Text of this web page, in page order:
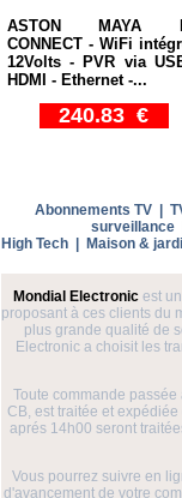
ASTON MAYA
CONNECT - WiFi
12Volts - PVR via
HDMI - Ethernet -...
240.83 €
Abonnements TV|
surveillance
High Tech| Maison &
Mondial Electronicest
proposant à ces clients du
plus grande qualité de
Electronic a choisit les
Toute commande
CB, est traitée et
aprés 14h00 seront
Vous pourrez suivre en
d'avancement de votre